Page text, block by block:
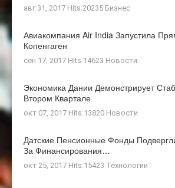
авг 31, 2017 Hits:20235 Бизнес
Авиакомпания Air India Запустила
Копенгаген
сен 17, 2017 Hits:14623 Новости
Экономика Дании Демонстрирует
Втором Квартале
окт 07, 2017 Hits:13820 Новости
Датские Пенсионные Фонды
За Финансирования…
окт 25, 2017 Hits:15423 Технологии